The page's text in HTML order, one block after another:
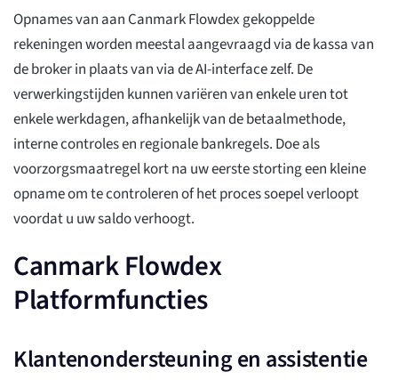
Opnames van aan Canmark Flowdex gekoppelde
rekeningen worden meestal aangevraagd via de kassa van
de broker in plaats van via de AI-interface zelf. De
verwerkingstijden kunnen variëren van enkele uren tot
enkele werkdagen, afhankelijk van de betaalmethode,
interne controles en regionale bankregels. Doe als
voorzorgsmaatregel kort na uw eerste storting een kleine
opname om te controleren of het proces soepel verloopt
voordat u uw saldo verhoogt.
Canmark Flowdex
Platformfuncties
Klantenondersteuning en assistentie